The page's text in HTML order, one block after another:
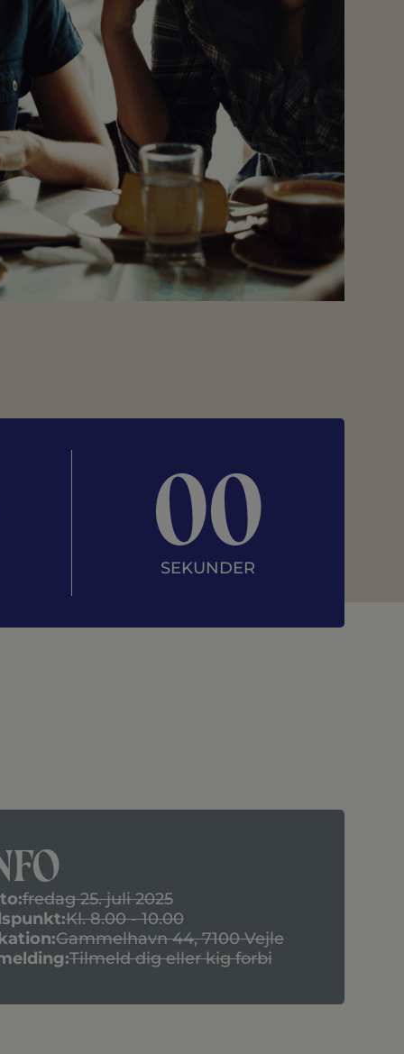
00
SEKUNDER
fredag 25. juli 2025
Kl. 8.00 - 10.00
Gammelhavn 44, 7100 Vejle
Tilmeld dig eller kig forbi